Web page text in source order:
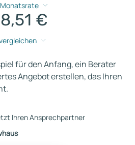
€
für den Anfang, ein Berater
Angebot erstellen, das Ihren
Ihren Ansprechpartner